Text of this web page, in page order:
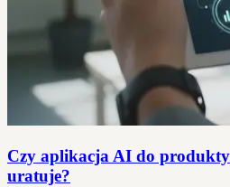
Czy aplikacja AI do
uratuje?